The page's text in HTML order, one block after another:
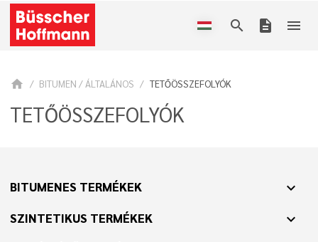
search description menu
home BITUMEN / ÁLTALÁNOS TETŐÖSSZEFOLYÓK
TETŐÖSSZEFOLYÓK
BITUMENES TERMÉKEK expand_more
SZINTETIKUS TERMÉKEK expand_more